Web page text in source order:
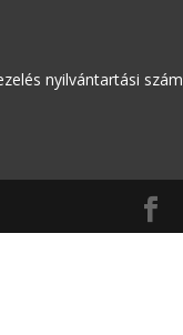
nyilvántartási szám: